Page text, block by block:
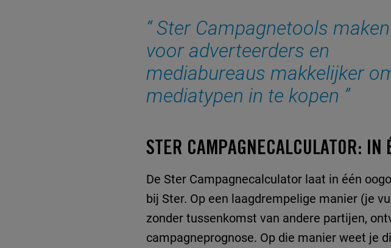
Ster Campagnetools
voor adverteerders en
mediabureaus makkelijker
mediatypen in te kopen
STER CAMPAGNECALCULATOR:
De Ster Campagnecalculator laat in één
bij Ster. Op een laagdrempelige manier (je
zonder tussenkomst van andere partijen,
campagneprognose. Op die manier weet je